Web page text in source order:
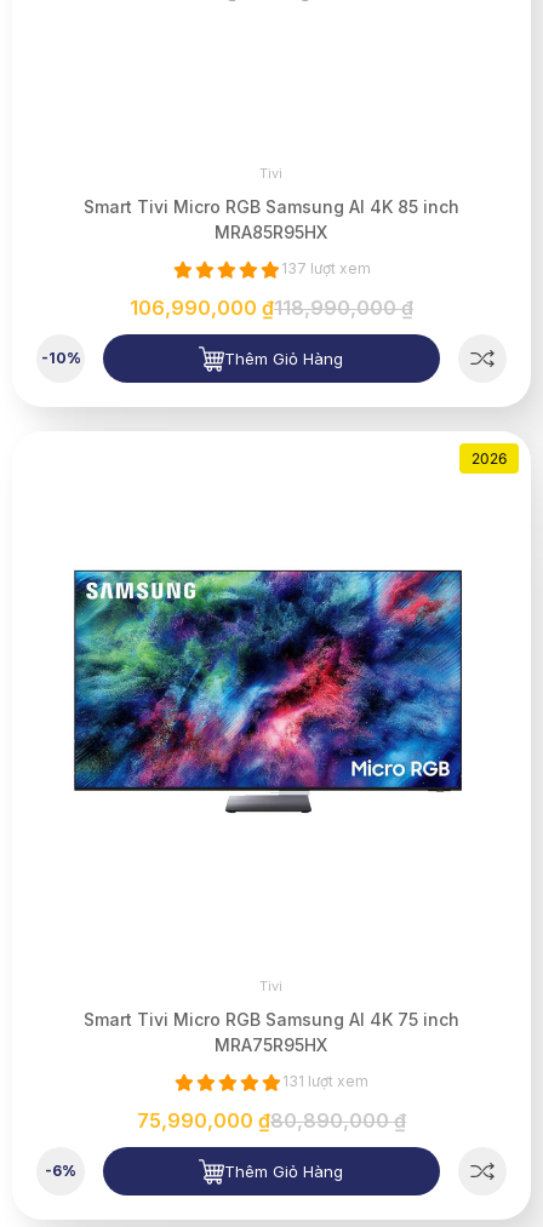
Tivi
Smart Tivi Micro RGB Samsung AI 4K 85 inch
MRA85R95HX
137 lượt xem
106,990,000 ₫118,990,000 ₫
-10% Thêm Giỏ Hàng
2026
Tivi
Smart Tivi Micro RGB Samsung AI 4K 75 inch
MRA75R95HX
131 lượt xem
75,990,000 ₫80,890,000 ₫
-6% Thêm Giỏ Hàng